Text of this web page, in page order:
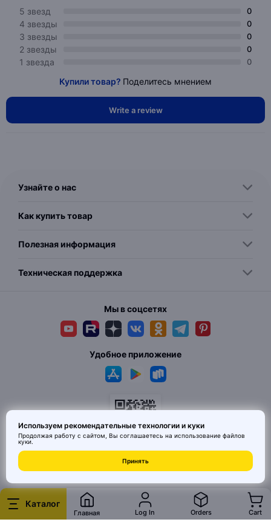
Каталог
Главная Log In Orders Cart
5 звезд
0
4 звезды 0
3 звезды 0
2 звезды 0
1 звезда 0
Купили товар? Поделитесь мнением
Write a review
Узнайте о нас
Как купить товар
Полезная информация
Техническая поддержка
Мы в соцсетях
© 2026 MAI HE MAI. Маркетплейс дизайнерских товаров со всего
Китая по ценам заводов. Все права защищены.
Удобное приложение
Используем рекомендательные технологии и куки
Продолжая работу с сайтом, Вы соглашаетесь на использование файлов
куки.
Принять